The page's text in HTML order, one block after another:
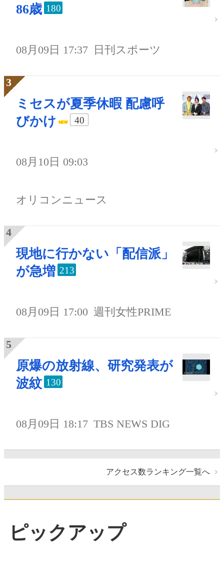
86歳 180
08月09日 17:37 日刊スポーツ
ミセスが夏季休暇 配慮呼
びかけ
40
08月10日 09:03
オリコンニュース
現地に行かない「配信派」
が急増 213
08月09日 17:00 週刊女性PRIME
原爆の放射線、研究発表が
波紋 130
08月09日 18:17 TBS NEWS DIG
アクセス数ランキング一覧へ
ピックアップ